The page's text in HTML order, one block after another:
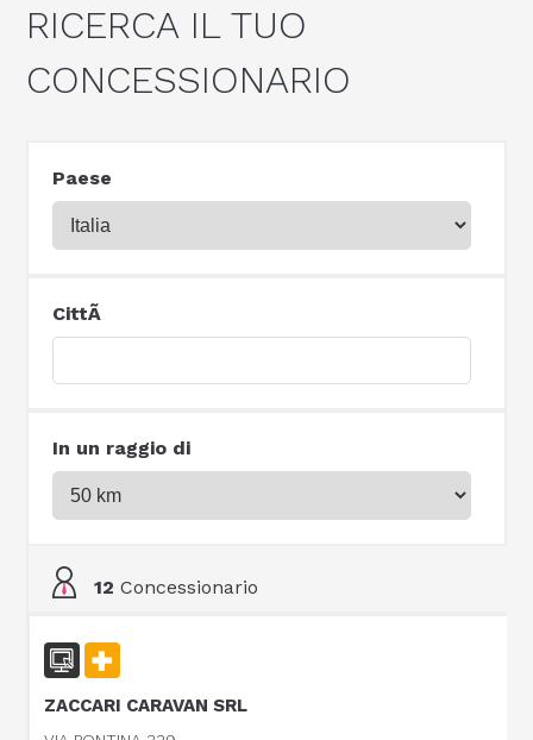
RICERCA IL TUO
CONCESSIONARIO
Paese
CittÃ
In un raggio di
12 Concessionario
ZACCARI CARAVAN SRL